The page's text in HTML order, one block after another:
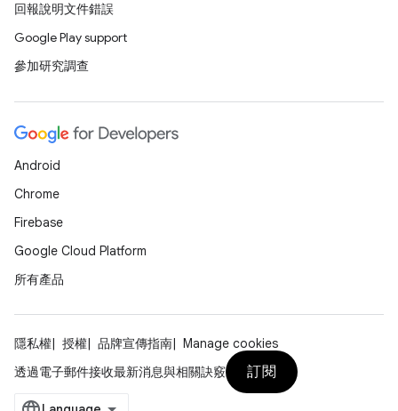
回報說明文件錯誤
Google Play support
參加研究調查
Android
Chrome
Firebase
Google Cloud Platform
所有產品
隱私權 授權 品牌宣傳指南
Manage cookies
透過電子郵件接收最新消息與相關訣竅
訂閱